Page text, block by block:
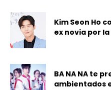
Kim Seon Ho
ex novia por
BA NA NA te
ambientados